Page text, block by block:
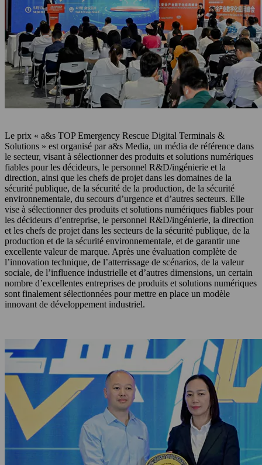
Le prix « a&s TOP Emergency Rescue Digital Terminals &
Solutions » est organisé par a&s Media, un média de référence dans
le secteur, visant à sélectionner des produits et solutions numériques
fiables pour les décideurs, le personnel R&D/ingénierie et la
direction, ainsi que les chefs de projet dans les domaines de la
sécurité publique, de la sécurité de la production, de la sécurité
environnementale, du secours d’urgence et d’autres secteurs. Elle
vise à sélectionner des produits et solutions numériques fiables pour
les décideurs d’entreprise, le personnel R&D/ingénierie, la direction
et les chefs de projet dans les secteurs de la sécurité publique, de la
production et de la sécurité environnementale, et de garantir une
excellente valeur de marque. Après une évaluation complète de
l’innovation technique, de l’atterrissage de scénarios, de la valeur
sociale, de l’influence industrielle et d’autres dimensions, un certain
nombre d’excellentes entreprises de produits et solutions numériques
sont finalement sélectionnées pour mettre en place un modèle
innovant de développement industriel.